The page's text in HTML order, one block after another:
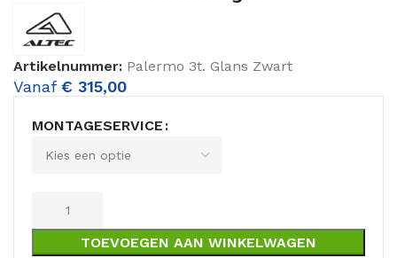
Artikelnummer: Palermo 3t. Glans Zwart
Vanaf € 315,00
MONTAGESERVICE
TOEVOEGEN AAN WINKELWAGEN